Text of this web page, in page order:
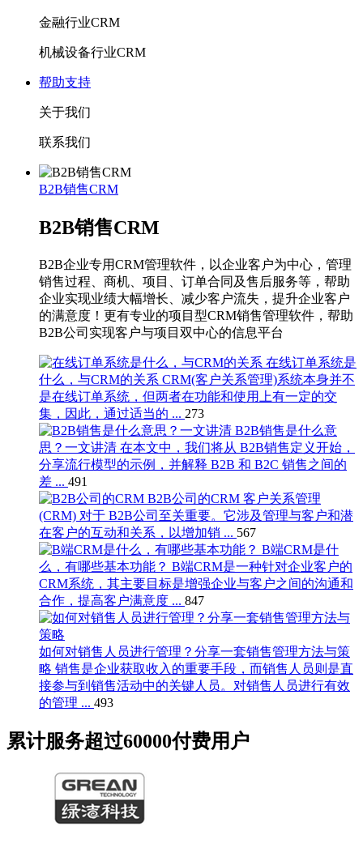
金融行业CRM
机械设备行业CRM
帮助支持
关于我们
联系我们
B2B销售CRM
B2B销售CRM
B2B企业专用CRM管理软件，以企业客户为中心，管理
销售过程、商机、项目、订单合同及售后服务等，帮助
企业实现业绩大幅增长、减少客户流失，提升企业客户
的满意度！更有专业的项目型CRM销售管理软件，帮助
B2B公司实现客户与项目双中心的信息平台
在线订单系统是
什么，与CRM的关系 CRM(客户关系管理)系统本身并不
是在线订单系统，但两者在功能和使用上有一定的交
集，因此，通过适当的 ... 273
B2B销售是什么意
思？一文讲清 在本文中，我们将从 B2B销售定义开始，
分享流行模型的示例，并解释 B2B 和 B2C 销售之间的
差 ... 491
B2B公司的CRM 客户关系管理
(CRM) 对于 B2B公司至关重要。它涉及管理与客户和潜
在客户的互动和关系，以增加销 ... 567
B端CRM是什
么，有哪些基本功能？ B端CRM是一种针对企业客户的
CRM系统，其主要目标是增强企业与客户之间的沟通和
合作，提高客户满意度 ... 847
如何对销售人员进行管理？分享一套销售管理方法与策
略 销售是企业获取收入的重要手段，而销售人员则是直
接参与到销售活动中的关键人员。对销售人员进行有效
的管理 ... 493
累计服务超过60000付费用户